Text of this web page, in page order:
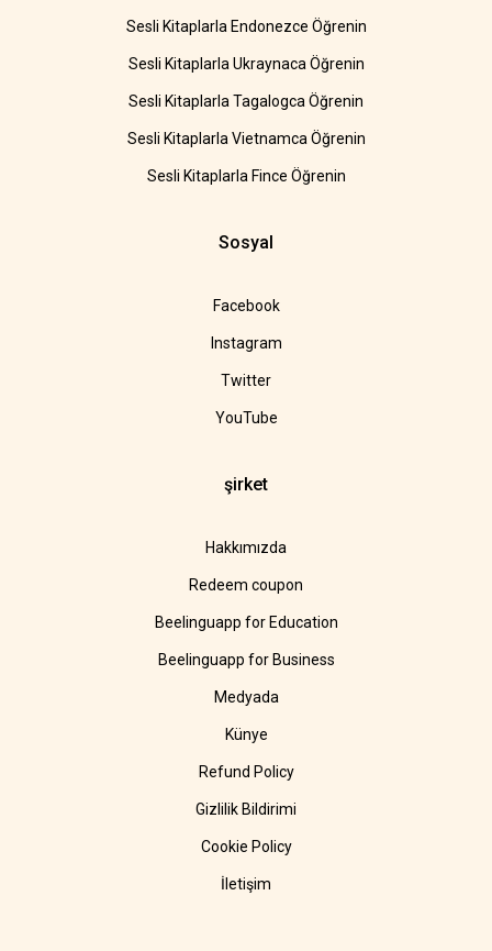
Sesli Kitaplarla Endonezce Öğrenin
Sesli Kitaplarla Ukraynaca Öğrenin
Sesli Kitaplarla Tagalogca Öğrenin
Sesli Kitaplarla Vietnamca Öğrenin
Sesli Kitaplarla Fince Öğrenin
Sosyal
Facebook
Instagram
Twitter
YouTube
şirket
Hakkımızda
Redeem coupon
Beelinguapp for Education
Beelinguapp for Business
Medyada
Künye
Refund Policy
Gizlilik Bildirimi
Cookie Policy
İletişim